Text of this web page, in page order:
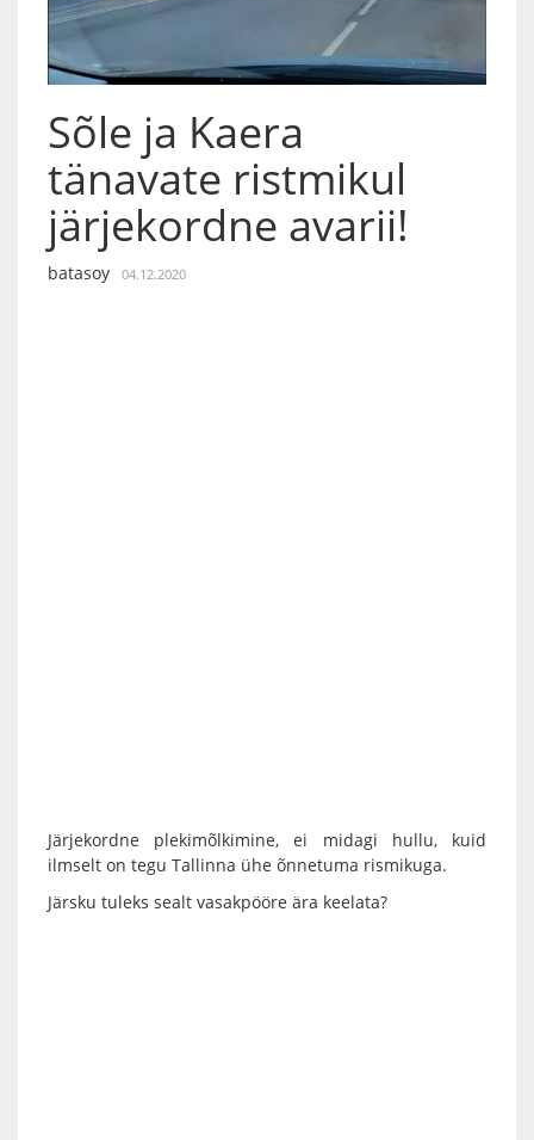
Sõle ja Kaera
tänavate ristmikul
järjekordne avarii!
batasoy 04.12.2020
Järjekordne plekimõlkimine, ei midagi hullu, kuid
ilmselt on tegu Tallinna ühe õnnetuma rismikuga.
Järsku tuleks sealt vasakpööre ära keelata?